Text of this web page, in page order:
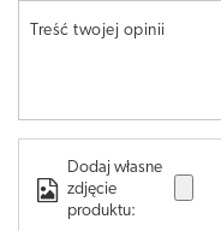
Treść twojej opinii
Dodaj własne
zdjęcie
produktu: